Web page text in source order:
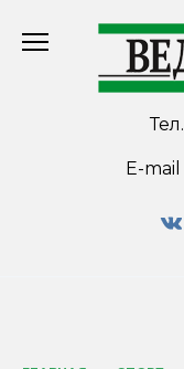
Тел.
E-mail